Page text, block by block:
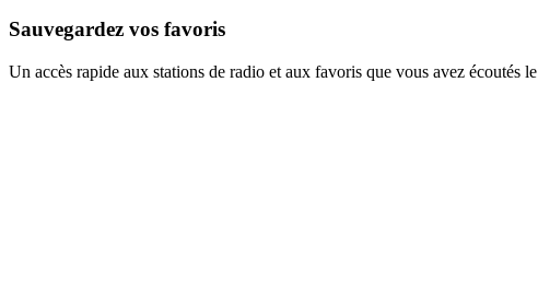
Sauvegardez vos favoris
Un accès rapide aux stations de radio et aux favoris que vous avez écoutés